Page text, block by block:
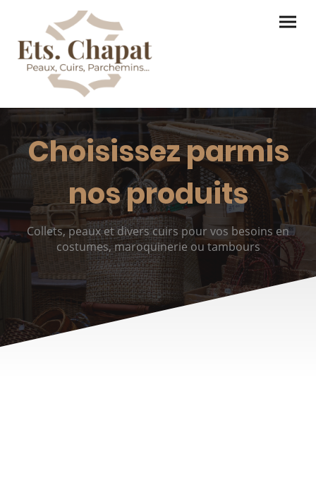
Choisissez parmis
nos produits
Collets, peaux et divers cuirs pour vos besoins en
costumes, maroquinerie ou tambours